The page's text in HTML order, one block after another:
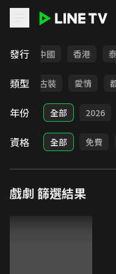
發行
韓國 中國 香港
類型
家庭 古裝 愛情
年份 全部 2026
資格 全部 免費
戲劇 篩選結果